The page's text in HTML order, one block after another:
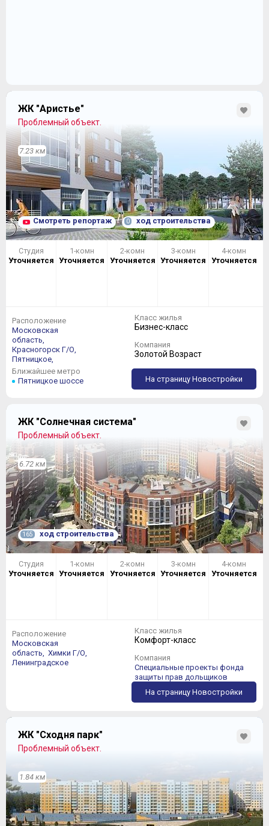
ЖК "Аристье"
Проблемный объект.
7.23 км
Смотреть репортаж 0 ход строительства
Студия
Уточняется
1-комн
Уточняется
2-комн
Уточняется
3-комн
Уточняется
4-комн
Уточняется
Расположение
Московская
область,
Красногорск Г/О,
Пятницкое,
Ближайшее метро
Пятницкое шоссе
Класс жилья
Бизнес-класс
Компания
Золотой Возраст
На страницу Новостройки
ЖК "Солнечная система"
Проблемный объект.
6.72 км
165 ход строительства
Студия
Уточняется
1-комн
Уточняется
2-комн
Уточняется
3-комн
Уточняется
4-комн
Уточняется
Расположение
Московская
область, Химки Г/О,
Ленинградское
Класс жилья
Комфорт-класс
Компания
Специальные проекты фонда
защиты прав дольщиков
На страницу Новостройки
ЖК "Сходня парк"
Проблемный объект.
1.84 км